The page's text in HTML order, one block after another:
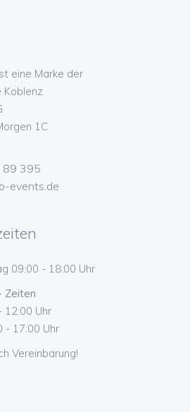
eine Marke der
Koblenz
1C
89 395
events.de
09:00 - 18:00 Uhr
Zeiten
Uhr
- 17:00 Uhr
Vereinbarung!